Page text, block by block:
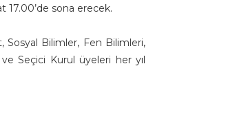
17.00’de sona erecek.
Sosyal Bilimler, Fen Bilimleri,
Seçici Kurul üyeleri her yıl